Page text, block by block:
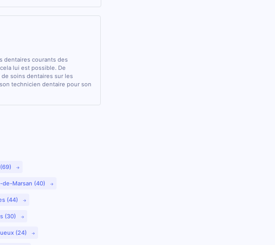
dentaires courants des
lui est possible. De
soins dentaires sur les
technicien dentaire pour son
de-Marsan (40)
(44)
(30)
(24)